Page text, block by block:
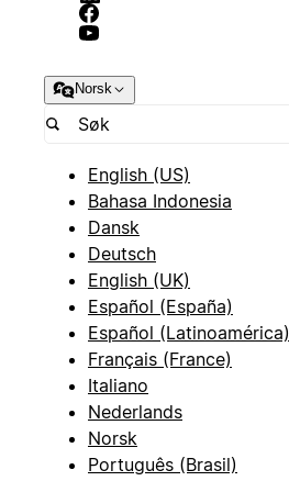
Norsk
English (US)
Bahasa Indonesia
Dansk
Deutsch
English (UK)
Español (España)
Español (Latinoamérica)
Français (France)
Italiano
Nederlands
Norsk
Português (Brasil)